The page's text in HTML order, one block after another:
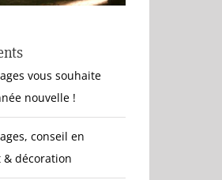
vous souhaite
nouvelle !
conseil en
& décoration